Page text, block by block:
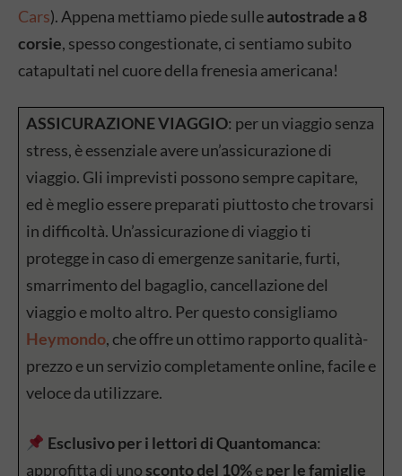
Cars). Appena mettiamo piede sulleautostrade a 8
corsie, spesso congestionate, ci sentiamo subito
catapultati nel cuore della frenesia americana!
ASSICURAZIONE VIAGGIO: per un viaggio senza
stress, è essenziale avere un’assicurazione di
viaggio. Gli imprevisti possono sempre capitare,
ed è meglio essere preparati piuttosto che trovarsi
in difficoltà. Un’assicurazione di viaggio ti
protegge in caso di emergenze sanitarie, furti,
smarrimento del bagaglio, cancellazione del
viaggio e molto altro. Per questo consigliamo
Heymondo, che offre un ottimo rapporto qualità-
prezzo e un servizio completamente online, facile e
veloce da utilizzare.
Esclusivo per i lettori di Quantomanca:
approfitta di unosconto del 10%eper le famiglie